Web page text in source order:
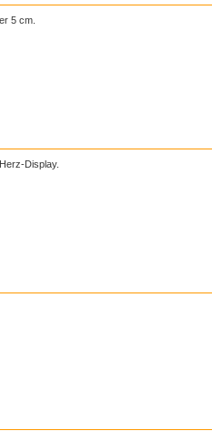
5 cm.
Display.